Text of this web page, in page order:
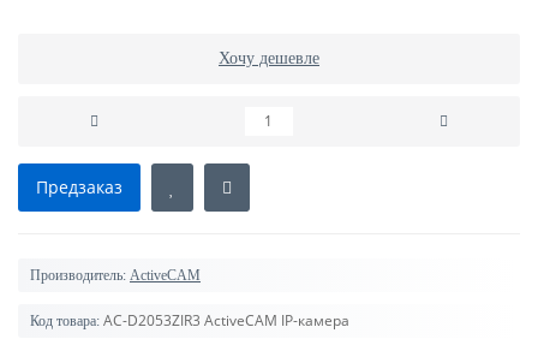
Хочу дешевле
Предзаказ
Производитель: ActiveCAM
Код товара: AC-D2053ZIR3 ActiveCAM IP-камера